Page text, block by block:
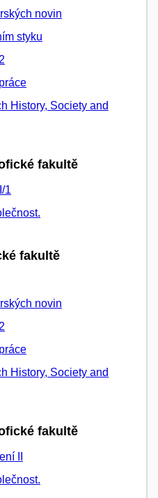
novin
styku
History, Society and
fakultě
1
fakultě
novin
History, Society and
fakultě
II